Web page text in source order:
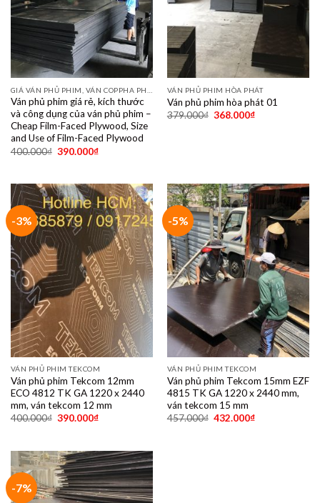
Ván phủ phim giá rẻ, kích thước
và công dụng của ván phủ phim –
Cheap Film-Faced Plywood, Size
and Use of Film-Faced Plywood
400.000₫ 390.000₫
VÁN PHỦ PHIM HÒA PHÁT
Ván phủ phim hòa phát 01
379.000₫ 368.000₫
-3%
VÁN PHỦ PHIM TEKCOM
Ván phủ phim Tekcom 12mm
ECO 4812 TK GA 1220 x 2440
mm, ván tekcom 12 mm
400.000₫ 390.000₫
-5%
VÁN PHỦ PHIM TEKCOM
Ván phủ phim Tekcom 15mm EZF
4815 TK GA 1220 x 2440 mm,
ván tekcom 15 mm
457.000₫ 432.000₫
-7%